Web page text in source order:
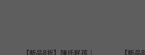
【新品8折】陳氏屁孩｜
【新